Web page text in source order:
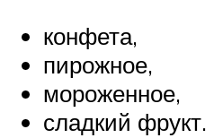
конфета,
пирожное,
мороженное,
сладкий фрукт.